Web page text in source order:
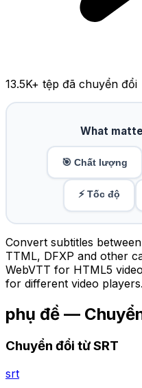
13.5K+ tệp đã chuyển đổi
What
🎯 Chất lượng
⚡ Tốc độ
Convert subtitles
TTML, DFXP and other
WebVTT for HTML5
for different video players.
phụ đề —
Chuyển đổi từ SRT
srt